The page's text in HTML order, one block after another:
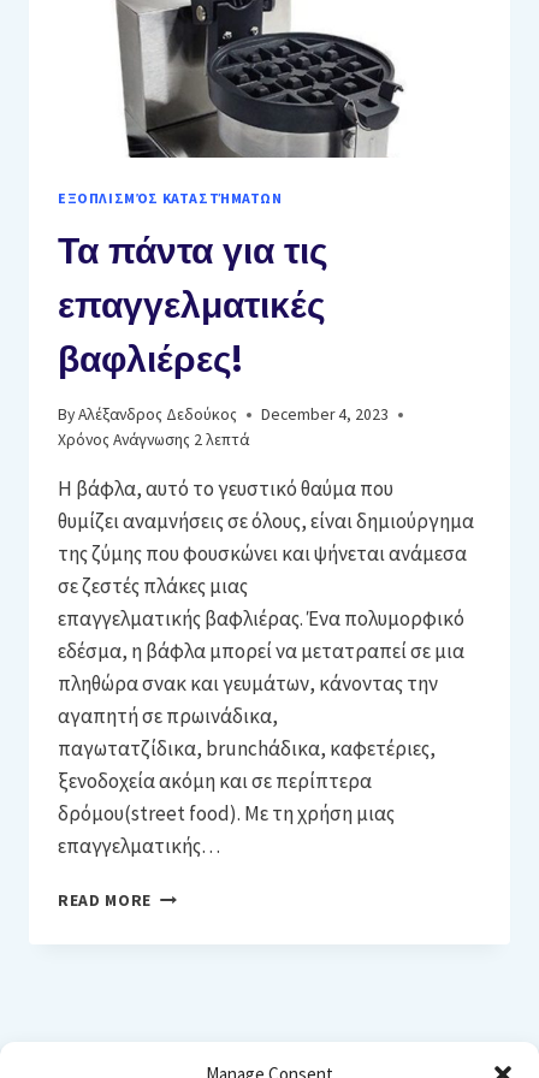
ΕΞΟΠΛΙΣΜΌΣ ΚΑΤΑΣΤΉΜΑΤΩΝ
Τα πάντα για τις
επαγγελματικές
βαφλιέρες!
ByΑλέξανδρος Δεδούκος
December 4, 2023
Χρόνος Ανάγνωσης 2λεπτά
Η βάφλα, αυτό το γευστικό θαύμα που
θυμίζει αναμνήσεις σε όλους, είναι δημιούργημα
της ζύμης που φουσκώνει και ψήνεται ανάμεσα
σε ζεστές πλάκες μιας
επαγγελματικής βαφλιέρας. Ένα πολυμορφικό
εδέσμα, η βάφλα μπορεί να μετατραπεί σε μια
πληθώρα σνακ και γευμάτων, κάνοντας την
αγαπητή σε πρωινάδικα,
παγωτατζίδικα, brunchάδικα, καφετέριες,
ξενοδοχεία ακόμη και σε περίπτερα
δρόμου(street food). Με τη χρήση μιας
επαγγελματικής…
READ MORE ΤΑ
ΓΙΑ